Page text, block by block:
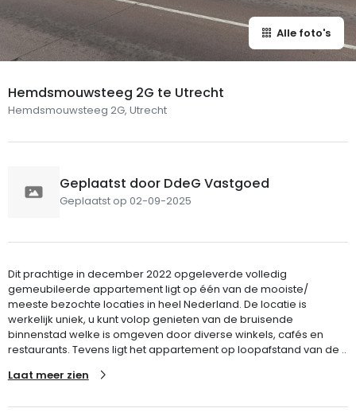
Alle foto's
Hemdsmouwsteeg 2G te Utrecht
Hemdsmouwsteeg 2G, Utrecht
Geplaatst door DdeG Vastgoed
Geplaatst op 02-09-2025
Dit prachtige in december 2022 opgeleverde volledig
gemeubileerde appartement ligt op één van de mooiste/
meeste bezochte locaties in heel Nederland. De locatie is
werkelijk uniek, u kunt volop genieten van de bruisende
binnenstad welke is omgeven door diverse winkels, cafés en
restaurants. Tevens ligt het appartement op loopafstand van de ..
Laat meer zien